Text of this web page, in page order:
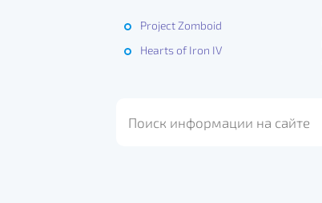
Project Zomboid
Hearts of Iron IV